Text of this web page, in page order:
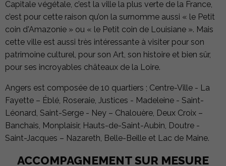
Capitale végétale, c’est la ville la plus verte de la France,
c’est pour cette raison qu’on la surnomme aussi « le Petit
coin d'Amazonie » ou « le Petit coin de Louisiane ». Mais
cette ville est aussi très intéressante à visiter pour son
patrimoine culturel, pour son Art, son histoire et bien sûr,
pour ses incroyables châteaux de la Loire.
Angers est composée de 10 quartiers ; Centre-Ville - La
Fayette – Éblé, Roseraie, Justices - Madeleine - Saint-
Léonard, Saint-Serge - Ney – Chalouère, Deux Croix –
Banchais, Monplaisir, Hauts-de-Saint-Aubin, Doutre -
Saint-Jacques – Nazareth, Belle-Beille et Lac de Maine.
ACCOMPAGNEMENT SUR MESURE